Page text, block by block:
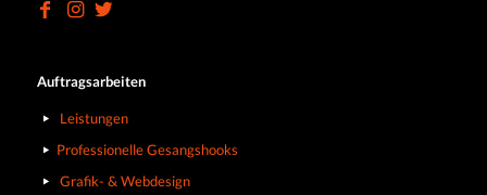
Auftragsarbeiten
Leistungen
Professionelle Gesangshooks
Grafik- & Webdesign